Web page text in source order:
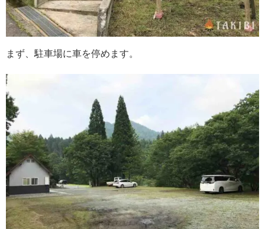
まず、駐車場に車を停めます。